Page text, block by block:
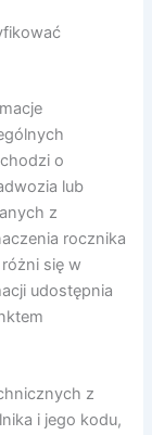
o
lub
z
rocznika
się w
udostępnia
z
i jego kodu,